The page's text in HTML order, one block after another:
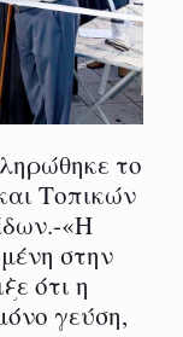
το
Τοπικών
«Η
στην
ότι η
γεύση,